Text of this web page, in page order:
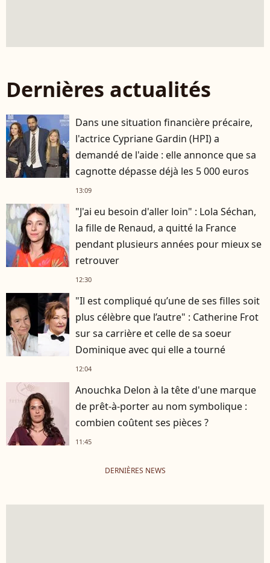
Dernières actualités
Dans une situation financière précaire,
l'actrice Cypriane Gardin (HPI) a
demandé de l'aide : elle annonce que sa
cagnotte dépasse déjà les 5 000 euros
13:09
"J'ai eu besoin d'aller loin" : Lola Séchan,
la fille de Renaud, a quitté la France
pendant plusieurs années pour mieux se
retrouver
12:30
"Il est compliqué qu’une de ses filles soit
plus célèbre que l’autre" : Catherine Frot
sur sa carrière et celle de sa soeur
Dominique avec qui elle a tourné
12:04
Anouchka Delon à la tête d'une marque
de prêt-à-porter au nom symbolique :
combien coûtent ses pièces ?
11:45
DERNIÈRES NEWS